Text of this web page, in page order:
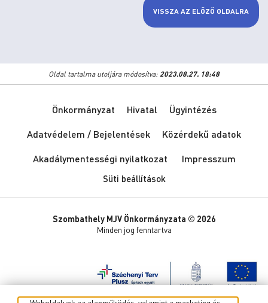
VISSZA AZ ELŐZŐ OLDALRA
Oldal tartalma utoljára módosítva: 2023.08.27. 18:48
Önkormányzat Hivatal
Ügyintézés
Adatvédelem / Bejelentések
Közérdekű adatok
Akadálymentességi nyilatkozat
Impresszum
Süti beállítások
Szombathely MJV Önkormányzata © 2026
Minden jog fenntartva